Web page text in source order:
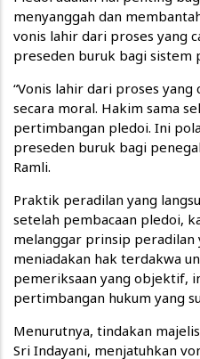
menyanggah dan
vonis lahir dari proses yang
preseden buruk bagi sistem
“Vonis lahir dari proses
secara moral. Hakim sama
pertimbangan pledoi. Ini
preseden buruk bagi
Ramli.
Praktik peradilan yang
setelah pembacaan pledoi,
melanggar prinsip peradilan
meniadakan hak terdakwa
pemeriksaan yang objektif,
pertimbangan hukum yang
Menurutnya, tindakan
Sri Indayani, menjatuhkan